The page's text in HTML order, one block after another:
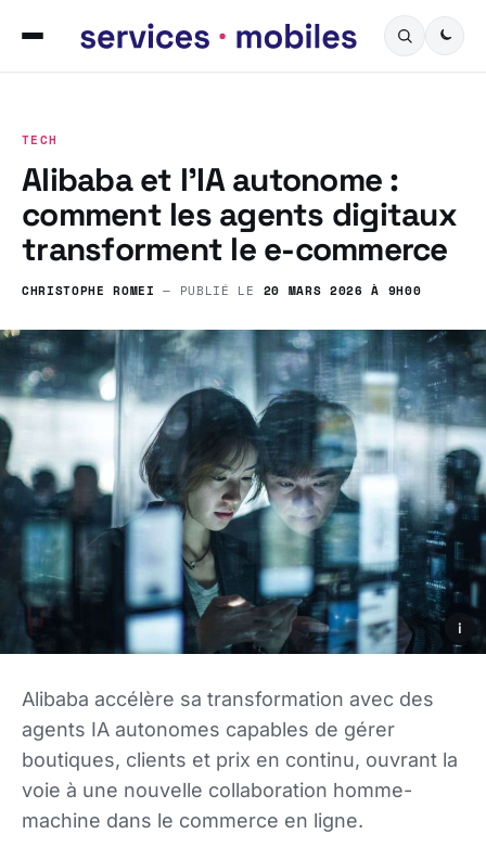
TECH
Alibaba et l’IA autonome :
comment les agents digitaux
transforment le e-commerce
CHRISTOPHE ROMEI — PUBLIÉ LE 20 MARS 2026 À 9H00
i
Alibaba accélère sa transformation avec des
agents IA autonomes capables de gérer
boutiques, clients et prix en continu, ouvrant la
voie à une nouvelle collaboration homme-
machine dans le commerce en ligne.